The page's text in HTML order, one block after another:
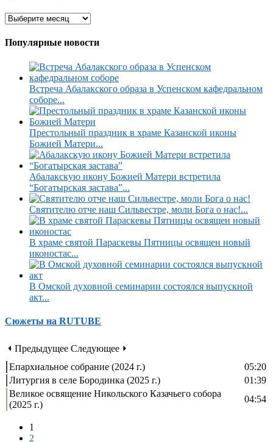
Популярные новости
Встреча Абалакского образа в Успенском кафедральном
соборе...
Престольный праздник в храме Казанской иконы
Божией Матери...
Абалакскую икону Божией Матери встретила
“Богатырская застава”...
Святителю отче наш Сильвестре, моли Бога о нас!...
В храме святой Параскевы Пятницы освящен новый
иконостас...
В Омской духовной семинарии состоялся выпускной
акт...
Сюжеты на RUTUBE
⏴ Предыдущее Следующее ⏵
Епархиальное собрание (2024 г.)
05:20
Литургия в селе Бородинка (2025 г.)
01:39
Великое освящение Никольского Казачьего собора
(2025 г.)
04:54
1
2